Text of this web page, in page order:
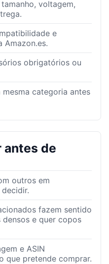
voltagem,
e
Amazon.es.
obrigatórios ou
categoria antes
antes de
outros em
fazem sentido
e quer copos
e ASIN
que pretende comprar.